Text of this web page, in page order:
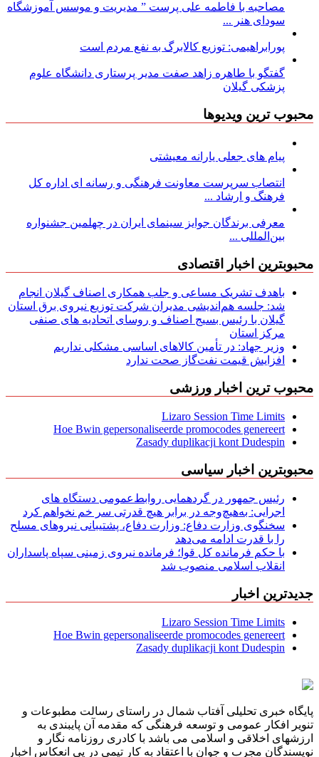
مصاحبه با فاطمه علی پرست ” مدیریت و موسس آموزشگاه
سودای هنر ...
پورابراهیمی: توزیع کالابرگ به نفع مردم است
گفتگو با طاهره زاهد صفت مدیر پرستاری دانشگاه علوم
پزشکی گیلان
محبوب ترین ویدیوها
پیام های جعلی یارانه معیشتی
انتصاب سرپرست معاونت فرهنگی و رسانه ای اداره کل
فرهنگ و ارشاد ...
معرفی برندگان جوایز سینمای ایران در چهلمین جشنواره
بین‌المللی ...
محبوبترین اخبار اقتصادی
باهدف تشریک مساعی و جلب همکاری اصناف گیلان انجام
شد: جلسه هم‌اندیشی مدیران شركت توزیع نیروی برق استان
گیلان با رئیس بسیج اصناف و روسای اتحادیه های صنفی
مركز استان
وزیر جهاد: در تأمین کالاهای اساسی مشکلی نداریم
افزایش قیمت نفت‌گاز صحت ندارد
محبوب ترین اخبار ورزشی
Lizaro Session Time Limits
Hoe Bwin gepersonaliseerde promocodes genereert
Zasady duplikacji kont Dudespin
محبوبترین اخبار سیاسی
رئیس جمهور در گردهمایی روابط‌عمومی دستگاه های
اجرایی: به‌هیچ‌وجه در برابر هیچ قدرتی سر خم نخواهم کرد
سخنگوی وزارت دفاع: وزارت دفاع، پشتیبانی نیرو‌های مسلح
را با قدرت ادامه می‌دهد
با حکم فرمانده کل قوا؛ فرمانده نیروی زمینی سپاه پاسداران
انقلاب اسلامی منصوب شد
جدیدترین اخبار
Lizaro Session Time Limits
Hoe Bwin gepersonaliseerde promocodes genereert
Zasady duplikacji kont Dudespin
پایگاه خبری تحلیلی آفتاب شمال در راستای رسالت مطبوعات و
تنویر افکار عمومی و توسعه فرهنگی که مقدمه آن پایبندی به
ارزشهای اخلاقی و اسلامی می باشد با کادری روزنامه نگار و
نویسندگان مجرب و جوان با اعتقاد به کار تیمی در پی انعکاس اخبار